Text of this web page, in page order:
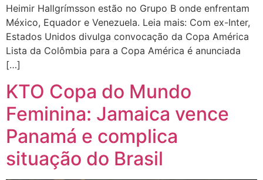
Heimir Hallgrímsson estão no Grupo B onde enfrentam
México, Equador e Venezuela. Leia mais: Com ex-Inter,
Estados Unidos divulga convocação da Copa América
Lista da Colômbia para a Copa América é anunciada
[…]
KTO Copa do Mundo
Feminina: Jamaica vence
Panamá e complica
situação do Brasil